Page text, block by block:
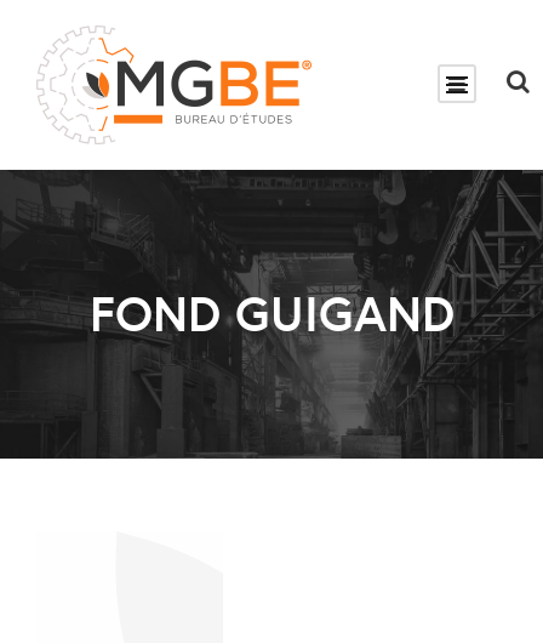
FOND GUIGAND